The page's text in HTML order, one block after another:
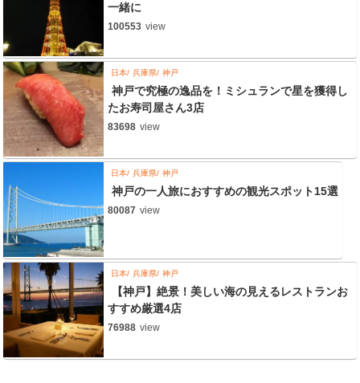
一緒に
100553 view
日本 兵庫県 神戸
神戸で究極の逸品を！ミシュランで星を獲得し
たお寿司屋さん3店
83698 view
日本 兵庫県 神戸
神戸の一人旅におすすめの観光スポット15選
80087 view
日本 兵庫県 神戸
【神戸】絶景！美しい海の見えるレストランお
すすめ厳選4店
76988 view